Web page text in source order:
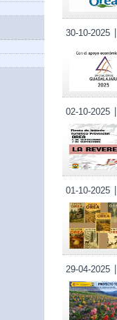
30-10-2025 |
02-10-2025 |
01-10-2025 |
29-04-2025 |